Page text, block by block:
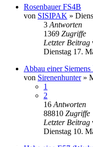
Rosenbauer FS4B
von SISIPAK »
3 Antworten
1369 Zugriffe
Letzter Beitrag
Dienstag 17.
Abbau einer
von Sirenenhunter»
1
2
16 Antworten
88810 Zugriffe
Letzter Beitrag
Dienstag 10.